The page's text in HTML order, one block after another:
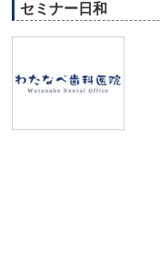
セミナー日和